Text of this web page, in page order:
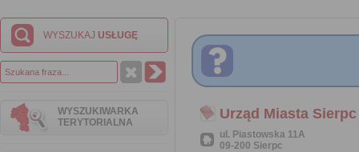
WYSZUKAJ USŁUGĘ
WYSZUKIWARKA
TERYTORIALNA
Urząd Miasta Sierpc
ul. Piastowska 11A
09-200 Sierpc